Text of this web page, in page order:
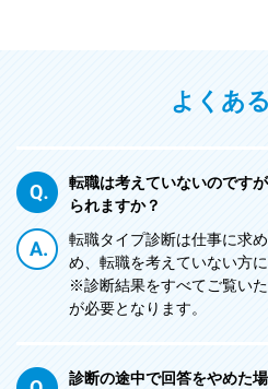
よくあ
転職は考えていないのです
られますか？
転職タイプ診断は仕事に求
め、転職を考えていない方に
※診断結果をすべてご覧い
が必要となります。
診断の途中で回答をやめた